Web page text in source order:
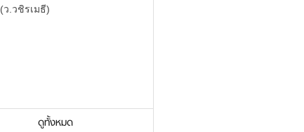
(ว.วชิรเมธี)
ดูทั้งหมด